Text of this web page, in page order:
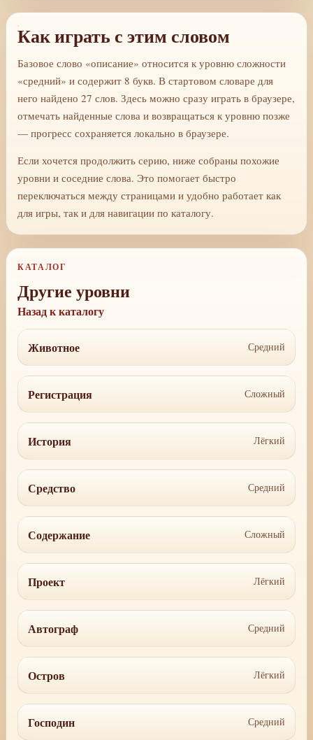
Как играть с этим словом
Базовое слово «описание» относится к уровню сложности
«средний» и содержит 8 букв. В стартовом словаре для
него найдено 27 слов. Здесь можно сразу играть в браузере,
отмечать найденные слова и возвращаться к уровню позже
— прогресс сохраняется локально в браузере.
Если хочется продолжить серию, ниже собраны похожие
уровни и соседние слова. Это помогает быстро
переключаться между страницами и удобно работает как
для игры, так и для навигации по каталогу.
КАТАЛОГ
Другие уровни
Назад к каталогу
Животное Средний
Регистрация Сложный
История Лёгкий
Средство Средний
Содержание Сложный
Проект Лёгкий
Автограф Средний
Остров Лёгкий
Господин Средний